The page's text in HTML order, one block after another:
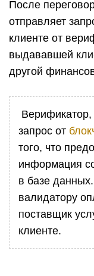
После
отправляет
клиенте от
выдававшей
другой
Верификатор,
запрос от
того, что
информация
в базе
валидатору
поставщик
клиенте.